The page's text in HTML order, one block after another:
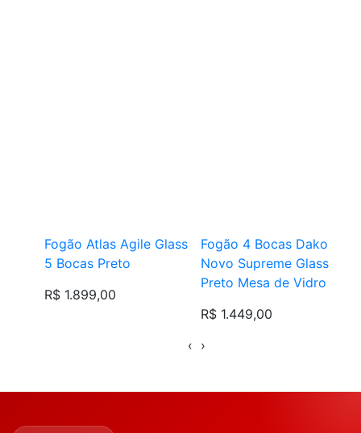
Fogão Atlas Agile Glass
5 Bocas Preto
R$ 1.899,00
Fogão 4 Bocas Dako
Novo Supreme Glass
Preto Mesa de Vidro
R$ 1.449,00
‹ ›